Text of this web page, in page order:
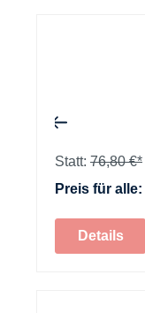
Statt: 76,80 €*
Preis für alle:
Details